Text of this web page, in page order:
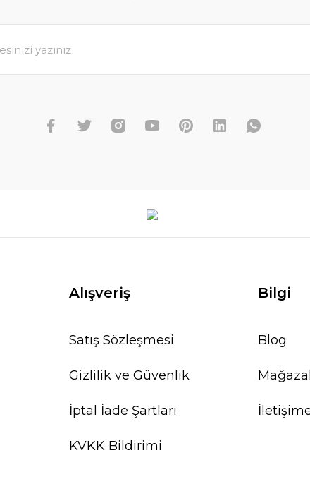
Alışveriş
Satış Sözleşmesi
Gizlilik ve Güvenlik
İptal İade Şartları
KVKK Bildirimi
Bilgi
Blog